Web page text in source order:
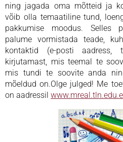
ning jagada oma mõtteid ja
võib olla temaatiline tund,
pakkumise moodus. Selles
palume vormistada teade,
kontaktid (e-posti
kirjutamast, mis teemal te
mis tundi te soovite anda
mõeldud on.Olge julged! Me
on aadressil